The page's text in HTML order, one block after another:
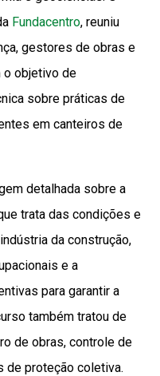
Fundacentro, reuniu
gestores de obras e
o objetivo de
sobre práticas de
em canteiros de
detalhada sobre a
trata das condições e
da construção,
e a
para garantir a
também tratou de
de obras, controle de
de proteção coletiva.